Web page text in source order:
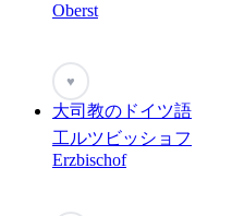
Oberst
♥
大司教のドイツ語
工ルツビッショフ
Erzbischof